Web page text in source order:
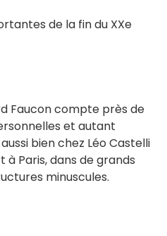
de la fin du XXe
Faucon compte près de
et autant
bien chez Léo Castelli
à Paris, dans de grands
minuscules.